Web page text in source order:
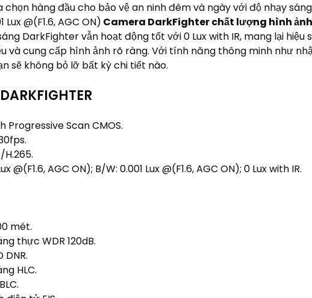
hàng đầu cho bảo vệ an ninh đêm và ngày với độ nhạy
Lux @(F1.6, AGC ON) Camera DarkFighter chất lượng hình
DarkFighter vẫn hoạt động tốt với 0 Lux with IR, mang lại hiệu
và cung cấp hình ảnh rõ ràng. Với tính năng thông minh như
sẽ không bỏ lỡ bất kỳ chi tiết nào.
Progressive Scan CMOS.
@(F1.6, AGC ON); B/W: 0.001 Lux @(F1.6, AGC ON); 0 Lux with IR.
mét.
thực WDR 120dB.
HLC.